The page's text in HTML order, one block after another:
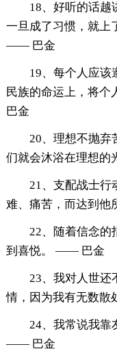
18、好听的话越
一旦成了习惯，就上
—— 巴金
19、每个人应该
民族的命运上，将
巴金
20、理想不抛弃
们就会沐浴在理想
21、支配战士行
难、痛苦，而达到
22、随着信念的
到喜悦。 —— 巴金
23、我对人世还
情，因为我有无数
24、我常说我靠
—— 巴金